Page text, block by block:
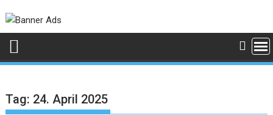
Tag: 24. April 2025